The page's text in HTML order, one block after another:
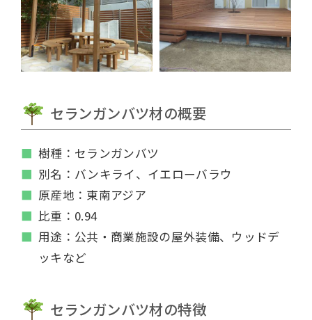
セランガンバツ材の概要
樹種：セランガンバツ
別名：バンキライ、イエローバラウ
原産地：東南アジア
比重：0.94
用途：公共・商業施設の屋外装備、ウッドデ
ッキなど
セランガンバツ材の特徴